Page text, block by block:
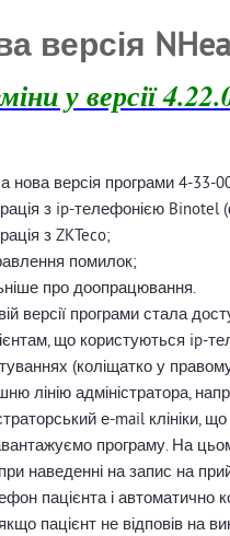
версія
у версії
нова версія програми 4-33-
з ip-телефонією Binotel
з ZKTeco;
помилок;
про доопрацювання.
версії програми стала
що користуються ip-
(коліщатко у
лінію адміністратора,
е-mail клініки,
програму. На
наведенні на запис на
пацієнта і автоматично
пацієнт не відповів на